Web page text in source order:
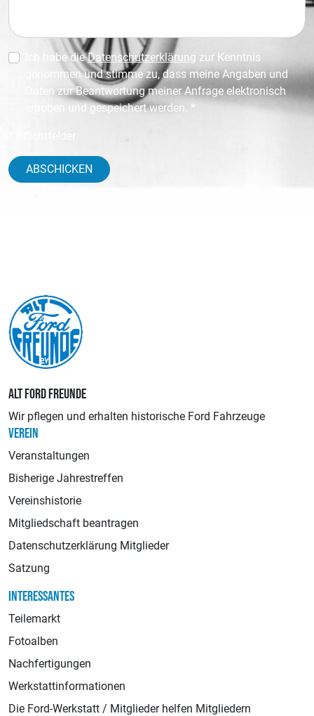
Ich habe dieDatenschutzerklärung zur Kenntnis
genommen und stimme zu, dass meine Angaben und
Daten zur Beantwortung meiner Anfrage elektronisch
erhoben und gespeichert werden. *
ABSCHICKEN
ALT FORD FREUNDE
Wir pflegen und erhalten historische Ford Fahrzeuge
VEREIN
Veranstaltungen
Bisherige Jahrestreffen
Vereinshistorie
Mitgliedschaft beantragen
Datenschutzerklärung Mitglieder
Satzung
INTERESSANTES
Teilemarkt
Fotoalben
Nachfertigungen
Werkstattinformationen
Die Ford-Werkstatt / Mitglieder helfen Mitgliedern